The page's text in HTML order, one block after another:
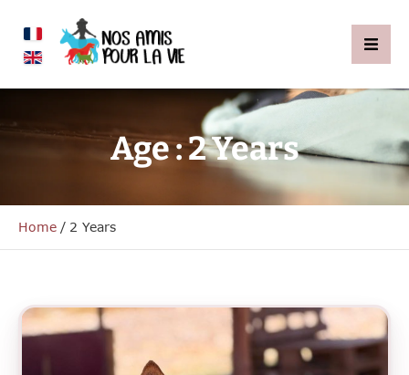
Age :2 Years
Home / 2 Years